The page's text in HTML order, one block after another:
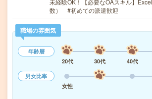
未経験OK！【必要なOAスキル】
数） #初めての派遣歓迎
職場の雰囲気
年齢層
20代
30代 40代
男女比率
女性